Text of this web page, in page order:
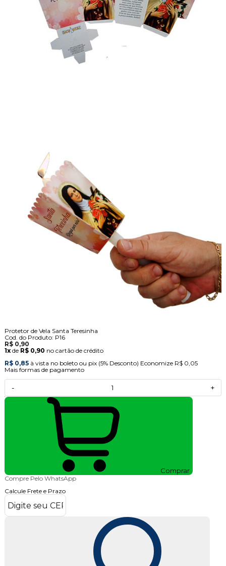
Protetor de Vela Santa Teresinha
Cod. do Produto: P16
R$ 0,90
1xde R$ 0,90 no cartão de crédito
R$ 0,85 à vista no boleto ou pix (5% Desconto) Economize R$ 0,05
Mais formas de pagamento
- +
Comprar
Compre Pelo WhatsApp
Calcule Frete e Prazo